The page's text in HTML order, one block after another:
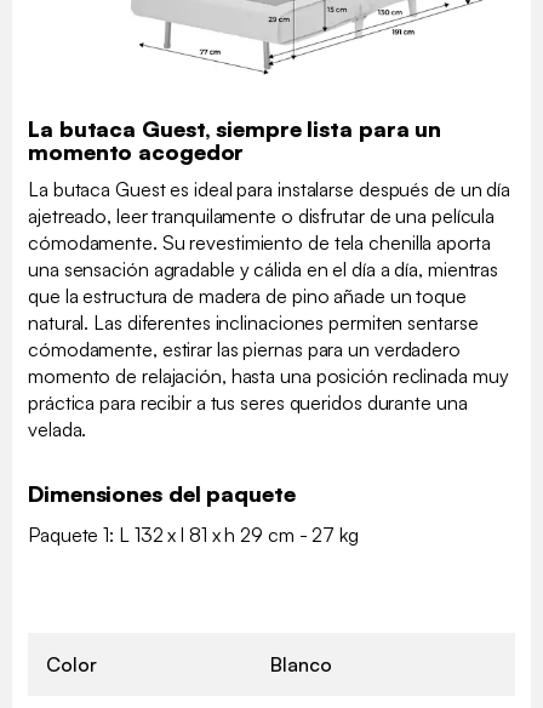
La butaca Guest, siempre lista para un
momento acogedor
La butaca Guest es ideal para instalarse después de un día
ajetreado, leer tranquilamente o disfrutar de una película
cómodamente. Su revestimiento de tela chenilla aporta
una sensación agradable y cálida en el día a día, mientras
que la estructura de madera de pino añade un toque
natural. Las diferentes inclinaciones permiten sentarse
cómodamente, estirar las piernas para un verdadero
momento de relajación, hasta una posición reclinada muy
práctica para recibir a tus seres queridos durante una
velada.
Dimensiones del paquete
Paquete 1: L 132 x l 81 x h 29 cm - 27 kg
Color Blanco